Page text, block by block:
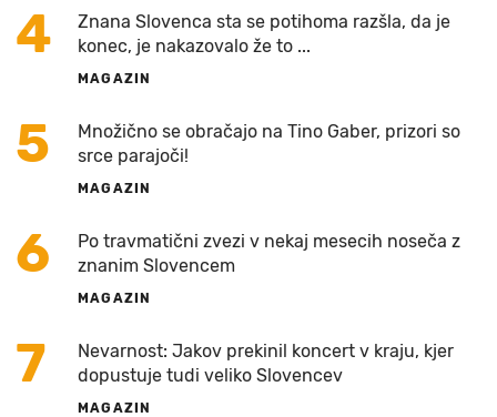
4
Znana Slovenca sta se potihoma razšla, da je
konec, je nakazovalo že to ...
MAGAZIN
5
Množično se obračajo na Tino Gaber, prizori so
srce parajoči!
MAGAZIN
6
Po travmatični zvezi v nekaj mesecih noseča z
znanim Slovencem
MAGAZIN
7
Nevarnost: Jakov prekinil koncert v kraju, kjer
dopustuje tudi veliko Slovencev
MAGAZIN